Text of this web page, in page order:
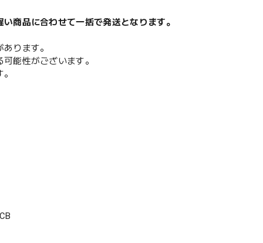
商品に合わせて一括で発送となります。
ります。
能性がございます。